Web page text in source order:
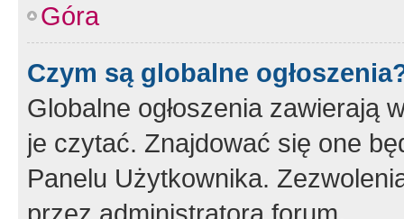
Góra
Czym są globalne
Globalne ogłoszenia zawierają
je czytać. Znajdować się one
Panelu Użytkownika.